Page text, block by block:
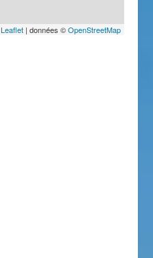
Leaflet| données ©OpenStreetMap